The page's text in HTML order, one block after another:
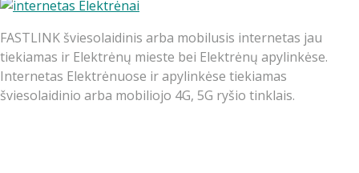
FASTLINK šviesolaidinis arba mobilusis internetas jau
tiekiamas ir Elektrėnų mieste bei Elektrėnų apylinkėse.
Internetas Elektrėnuose ir apylinkėse tiekiamas
šviesolaidinio arba mobiliojo 4G, 5G ryšio tinklais.